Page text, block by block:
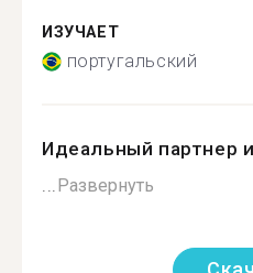
ИЗУЧАЕТ
португальский
Идеальный партнер
...Развернуть